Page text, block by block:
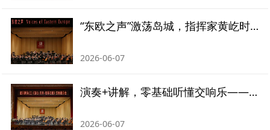
“东欧之声”激荡岛城，指挥家黄屹时隔多年再度执棒青交
2026-06-07
演奏+讲解，零基础听懂交响乐——《童心·未来》打造沉浸式古典乐美育现场
2026-06-07